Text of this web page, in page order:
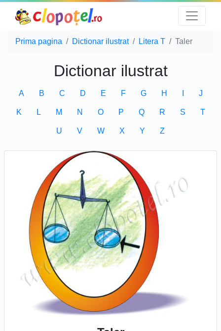
Prima pagina Dictionar ilustrat Litera T Taler
Dictionar ilustrat
A B C D E F G H J
K L M N O P Q R S T
U V W X Y Z